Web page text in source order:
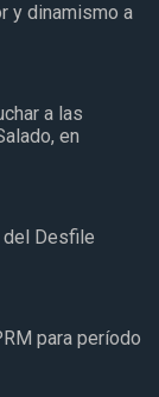
y dinamismo a
a las
en
del Desfile
para período